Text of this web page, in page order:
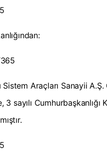
Sistem Araçları Sanayii
3 sayılı